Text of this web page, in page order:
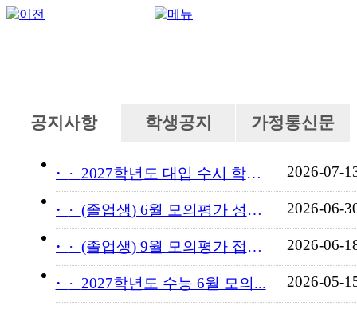
공지사항 학생공지 가정통신문
· 2027학년도 대입 수시 학교... 2026-07-
· (졸업생) 6월 모의평가 성적... 2026-06-
· (졸업생) 9월 모의평가 접수... 2026-06-
· 2027학년도 수능 6월 모의... 2026-05-